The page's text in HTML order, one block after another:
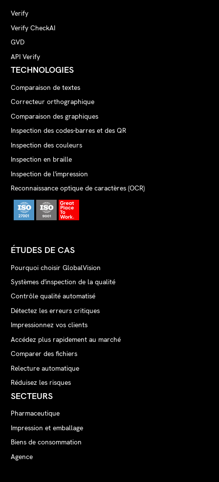
Verify
Verify CheckAI
GVD
API Verify
TECHNOLOGIES
Comparaison de textes
Correcteur orthographique
Comparaison des graphiques
Inspection des codes-barres et des QR
Inspection des couleurs
Inspection en braille
Inspection de l'impression
Reconnaissance optique de caractères (OCR)
ÉTUDES DE CAS
Pourquoi choisir GlobalVision
Systèmes d'inspection de la qualité
Contrôle qualité automatisé
Détectez les erreurs critiques
Impressionnez vos clients
Accédez plus rapidement au marché
Comparer des fichiers
Relecture automatique
Réduisez les risques
SECTEURS
Pharmaceutique
Impression et emballage
Biens de consommation
Agence